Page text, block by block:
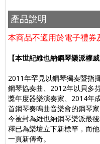
產品說明
本商品不適用於電子禮券
【本世紀維也納鋼琴樂派權
2011年罕見以鋼琴獨奏暨指
鋼琴協奏曲、2012年以貝多
獎年度器樂演奏家、2014年
首鋼琴奏鳴曲音樂會的鋼琴
今被封為維也納鋼琴樂派最
釋已為樂壇立下新標竿，而
一頁新傳奇。